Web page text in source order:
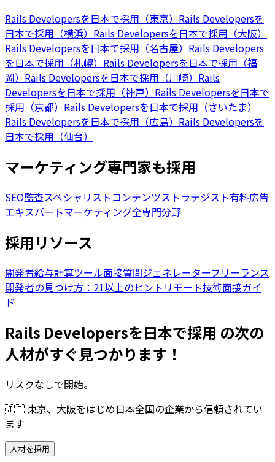
Rails Developersを日本で採用（東京） Rails Developersを
日本で採用（横浜） Rails Developersを日本で採用（大阪）
Rails Developersを日本で採用（名古屋） Rails Developers
を日本で採用（札幌） Rails Developersを日本で採用（福
岡） Rails Developersを日本で採用（川崎） Rails
Developersを日本で採用（神戸） Rails Developersを日本で
採用（京都） Rails Developersを日本で採用（さいたま）
Rails Developersを日本で採用（広島） Rails Developersを
日本で採用（仙台）
マーケティング専門家も採用
SEO監査スペシャリストコンテンツストラテジスト有料広告
エキスパートマーケティング全専門分野
採用リソース
開発者給与計算ツール面接質問ジェネレーターフリーランス
開発者の見つけ方：21以上のヒント リモート技術面接ガイ
ド
Rails Developersを日本で採用 の次の
人材がすぐ見つかります！
リスクなしで開始。
🇯🇵 東京、大阪をはじめ日本全国の企業から信頼されてい
ます
人材を採用